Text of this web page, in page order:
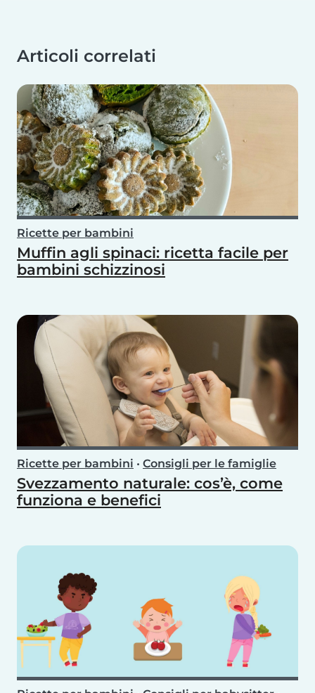
Articoli correlati
Ricette per bambini
Muffin agli spinaci: ricetta facile per
bambini schizzinosi
Ricette per bambini • Consigli per le famiglie
Svezzamento naturale: cos’è, come
funziona e benefici